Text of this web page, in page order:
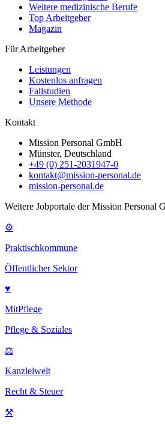
Weitere medizinische Berufe
Top Arbeitgeber
Magazin
Für Arbeitgeber
Leistungen
Kostenlos anfragen
Fallstudien
Unsere Methode
Kontakt
Mission Personal GmbH
Münster, Deutschland
+49 (0) 251-2031947-0
kontakt@mission-personal.de
mission-personal.de
Weitere Jobportale der Mission Personal
⚙
Praktischkommune
Öffentlicher Sektor
♥
MitPflege
Pflege & Soziales
⚖
Kanzleiwelt
Recht & Steuer
⚒